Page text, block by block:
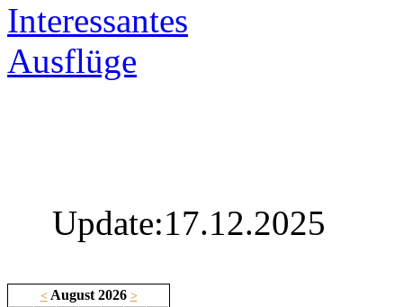
Interessantes
Ausflüge
Update:17.12.2025
<August 2026 >